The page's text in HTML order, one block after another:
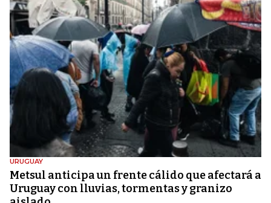
URUGUAY
Metsul anticipa un frente cálido que afectará a
Uruguay con lluvias, tormentas y granizo